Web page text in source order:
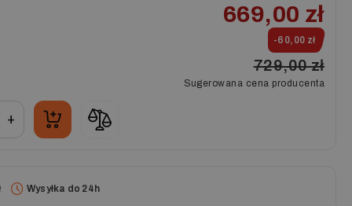
669,00 zł
-60,00 zł
729,00 zł
Sugerowana cena producenta
+
Wysyłka do 24h